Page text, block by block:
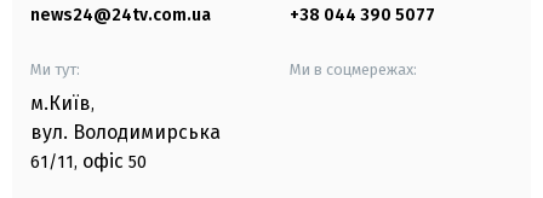
news24@24tv.com.ua +38 044 390 5077
Ми тут:
м.Київ,
вул. Володимирська
61/11, офіс 50
Ми в соцмережах: